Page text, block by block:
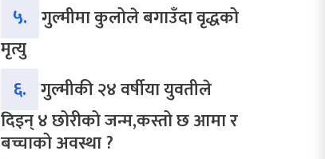
५. गुल्मीमा कुलोले बगाउँदा वृद्धको
मृत्यु
६. गुल्मीकी २४ वर्षीया युवतीले
दिइन् ४ छोरीको जन्म,कस्तो छ आमा र
बच्चाको अवस्था ?